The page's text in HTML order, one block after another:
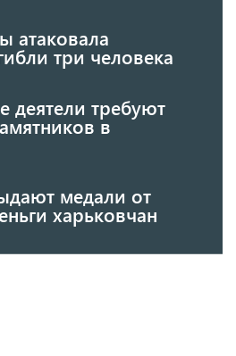
атаковала
три человека
деятели требуют
в
медали от
харьковчан